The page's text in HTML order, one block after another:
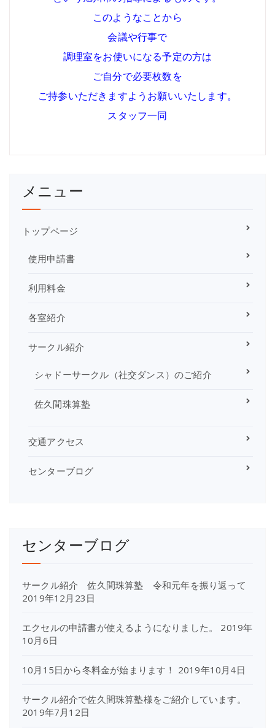
このようなことから
会議や行事で
調理室をお使いになる予定の方は
ご自分で必要枚数を
ご持参いただきますようお願いいたします。
スタッフ一同
メニュー
トップページ
使用申請書
利用料金
各室紹介
サークル紹介
シャドーサークル（社交ダンス）のご紹介
佐久間珠算塾
交通アクセス
センターブログ
センターブログ
サークル紹介 佐久間珠算塾 令和元年を振り返って
2019年12月23日
エクセルの申請書が使えるようになりました。
2019年
10月6日
10月15日から冬料金が始まります！ 2019年10月4日
サークル紹介で佐久間珠算塾様をご紹介しています。
2019年7月12日